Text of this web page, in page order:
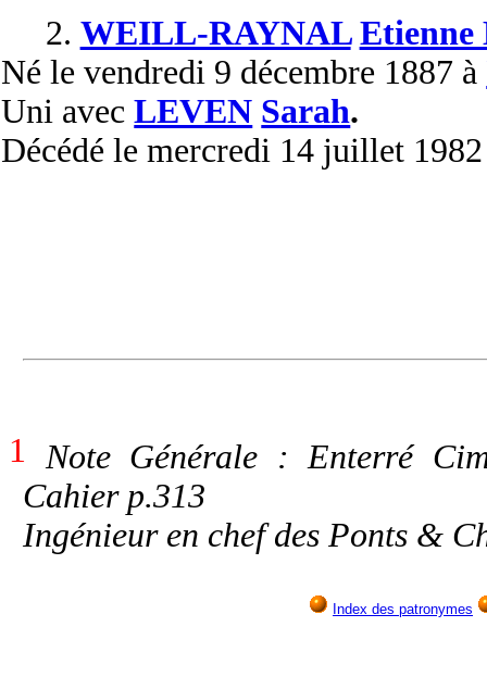
2. WEILL-RAYNAL Etienne
Né le vendredi 9 décembre 1887 à
Uni avecLEVEN Sarah.
Décédé le mercredi 14 juillet
1
Note Générale : Enterré
Cahier p.313
Ingénieur en chef des Ponts &
Index des patronymes